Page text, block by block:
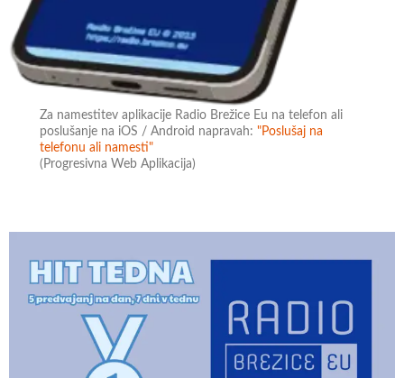
Za namestitev aplikacije Radio Brežice Eu na telefon ali
poslušanje na iOS / Android napravah:"Poslušaj na
telefonu ali namesti"
(Progresivna Web Aplikacija)